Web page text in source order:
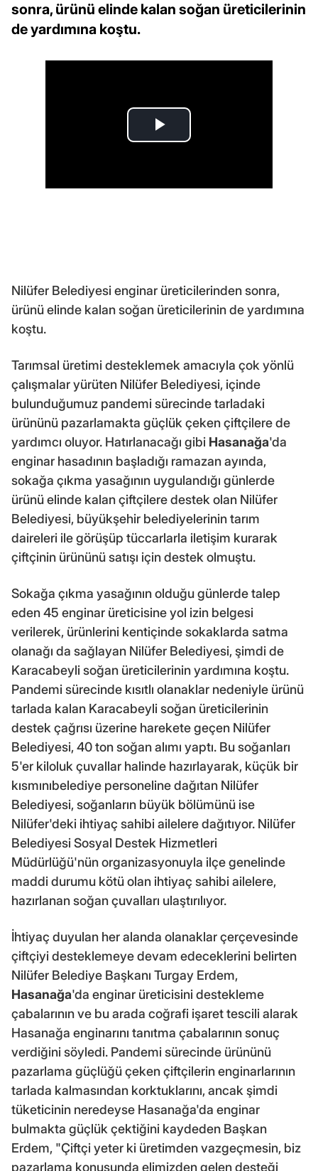
sonra, ürünü elinde kalan soğan üreticilerinin
de yardımına koştu.
Nilüfer Belediyesi enginar üreticilerinden sonra,
ürünü elinde kalan soğan üreticilerinin de yardımına
koştu.
Tarımsal üretimi desteklemek amacıyla çok yönlü
çalışmalar yürüten Nilüfer Belediyesi, içinde
bulunduğumuz pandemi sürecinde tarladaki
ürününü pazarlamakta güçlük çeken çiftçilere de
yardımcı oluyor. Hatırlanacağı gibi Hasanağa'da
enginar hasadının başladığı ramazan ayında,
sokağa çıkma yasağının uygulandığı günlerde
ürünü elinde kalan çiftçilere destek olan Nilüfer
Belediyesi, büyükşehir belediyelerinin tarım
daireleri ile görüşüp tüccarlarla iletişim kurarak
çiftçinin ürününü satışı için destek olmuştu.
Sokağa çıkma yasağının olduğu günlerde talep
eden 45 enginar üreticisine yol izin belgesi
verilerek, ürünlerini kentiçinde sokaklarda satma
olanağı da sağlayan Nilüfer Belediyesi, şimdi de
Karacabeyli soğan üreticilerinin yardımına koştu.
Pandemi sürecinde kısıtlı olanaklar nedeniyle ürünü
tarlada kalan Karacabeyli soğan üreticilerinin
destek çağrısı üzerine harekete geçen Nilüfer
Belediyesi, 40 ton soğan alımı yaptı. Bu soğanları
5'er kiloluk çuvallar halinde hazırlayarak, küçük bir
kısmınıbelediye personeline dağıtan Nilüfer
Belediyesi, soğanların büyük bölümünü ise
Nilüfer'deki ihtiyaç sahibi ailelere dağıtıyor. Nilüfer
Belediyesi Sosyal Destek Hizmetleri
Müdürlüğü'nün organizasyonuyla ilçe genelinde
maddi durumu kötü olan ihtiyaç sahibi ailelere,
hazırlanan soğan çuvalları ulaştırılıyor.
İhtiyaç duyulan her alanda olanaklar çerçevesinde
çiftçiyi desteklemeye devam edeceklerini belirten
Nilüfer Belediye Başkanı Turgay Erdem,
Hasanağa'da enginar üreticisini destekleme
çabalarının ve bu arada coğrafi işaret tescili alarak
Hasanağa enginarını tanıtma çabalarının sonuç
verdiğini söyledi. Pandemi sürecinde ürününü
pazarlama güçlüğü çeken çiftçilerin enginarlarının
tarlada kalmasından korktuklarını, ancak şimdi
tüketicinin neredeyse Hasanağa'da enginar
bulmakta güçlük çektiğini kaydeden Başkan
Erdem, "Çiftçi yeter ki üretimden vazgeçmesin, biz
pazarlama konusunda elimizden gelen desteği